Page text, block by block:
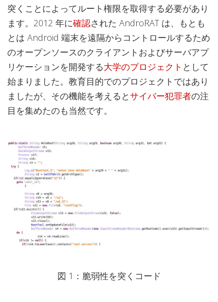
突くことによってルート権限を取得する必要があり
ます。2012 年に確認された AndroRAT は、もとも
とは Android 端末を遠隔からコントロールするため
のオープンソースのクライアントおよびサーバアプ
リケーションを開発する大学のプロジェクト として
始まりました。教育目的でのプロジェクトではあり
ましたが、その機能を考えるとサイバー犯罪者の注
目を集めたのも当然です。
図 1：脆弱性を突くコード